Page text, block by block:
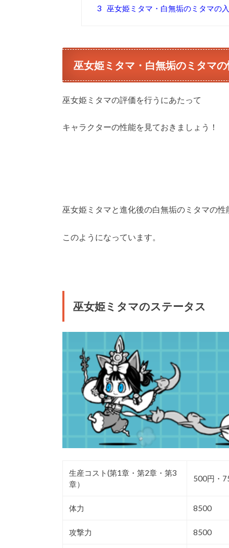
3 巫女姫ミタマ・白無垢のミタマの
巫女姫ミタマ・白無垢のミタマ
巫女姫ミタマの評価を行うにあたって
キャラクターの性能を見ておきましょう！
巫女姫ミタマと進化後の白無垢のミタマの性
このようになっています。
巫女姫ミタマのステータス
生産コスト(第1章・第2章・第3
章）
500円・
体力 8500
攻撃力 8500